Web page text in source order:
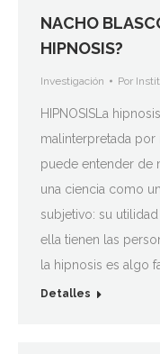
NACHO
HIPNOSIS?
Investigación Por
HIPNOSISLa
malinterpretada por
puede entender de
una ciencia como
subjetivo: su
ella tienen las
la hipnosis es algo
Detalles